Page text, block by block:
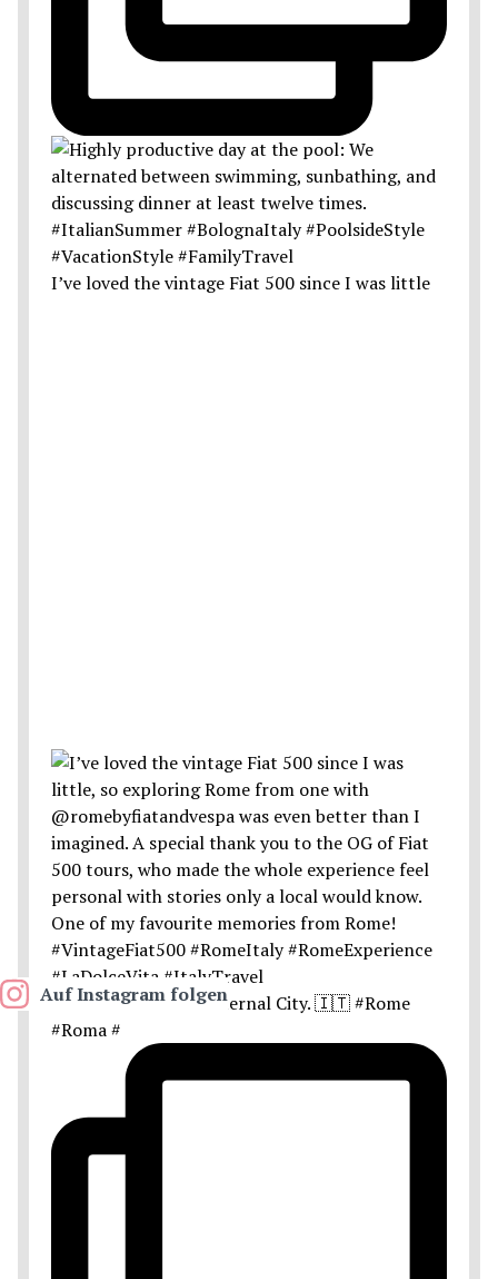
I’ve loved the vintage Fiat 500 since I was little
Postcards from the Eternal City. 🇮🇹 #Rome
#Roma #
Auf Instagram folgen